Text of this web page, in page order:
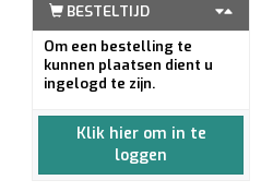
BESTELTIJD
Om een bestelling te
kunnen plaatsen dient u
ingelogd te zijn.
Klik hier om in te
loggen